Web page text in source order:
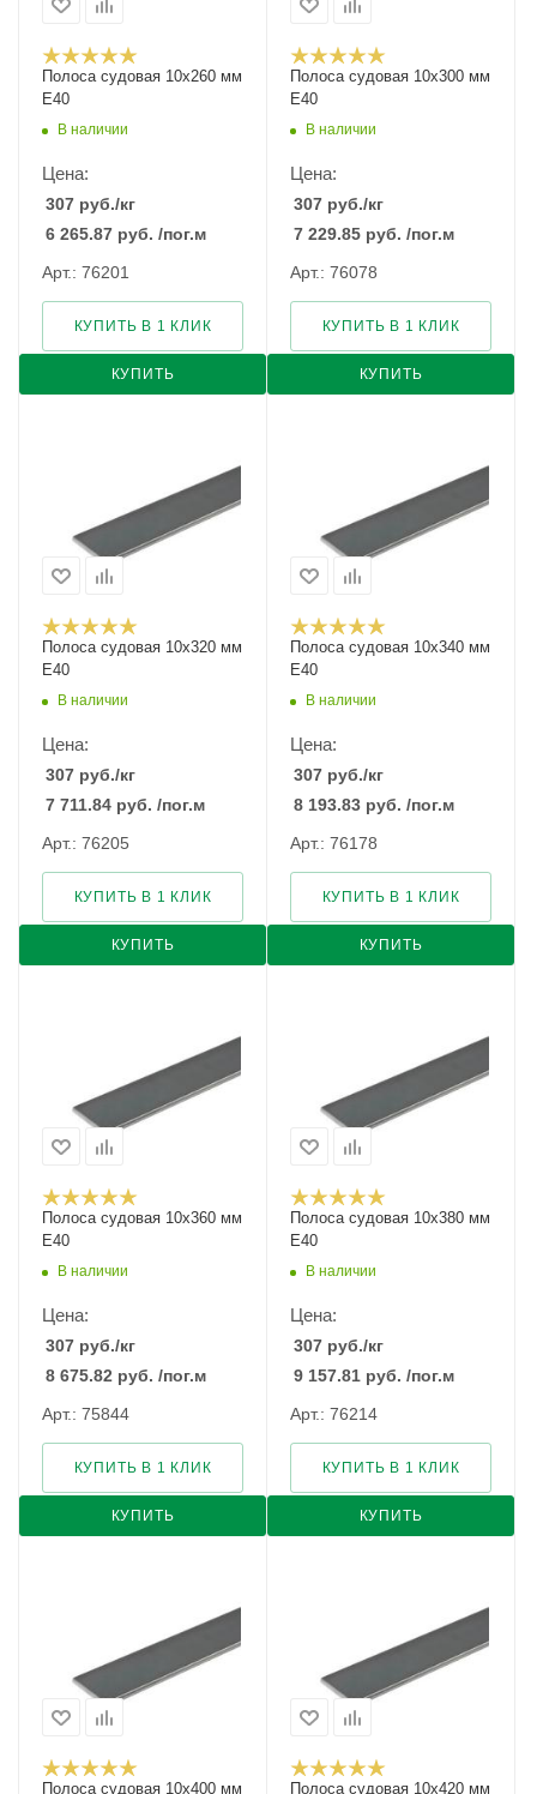
Полоса судовая 10х260 мм
E40
В наличии
Цена:
307 руб./кг
6 265.87 руб. /пог.м
Арт.: 76201
КУПИТЬ
КУПИТЬ В 1 КЛИК
Полоса судовая 10х300 мм
E40
В наличии
Цена:
307 руб./кг
7 229.85 руб. /пог.м
Арт.: 76078
КУПИТЬ
КУПИТЬ В 1 КЛИК
Полоса судовая 10х320 мм
E40
В наличии
Цена:
307 руб./кг
7 711.84 руб. /пог.м
Арт.: 76205
КУПИТЬ
КУПИТЬ В 1 КЛИК
Полоса судовая 10х340 мм
E40
В наличии
Цена:
307 руб./кг
8 193.83 руб. /пог.м
Арт.: 76178
КУПИТЬ
КУПИТЬ В 1 КЛИК
Полоса судовая 10х360 мм
E40
В наличии
Цена:
307 руб./кг
8 675.82 руб. /пог.м
Арт.: 75844
КУПИТЬ
КУПИТЬ В 1 КЛИК
Полоса судовая 10х380 мм
E40
В наличии
Цена:
307 руб./кг
9 157.81 руб. /пог.м
Арт.: 76214
КУПИТЬ
КУПИТЬ В 1 КЛИК
Полоса судовая 10х400 мм
Полоса судовая 10х420 мм